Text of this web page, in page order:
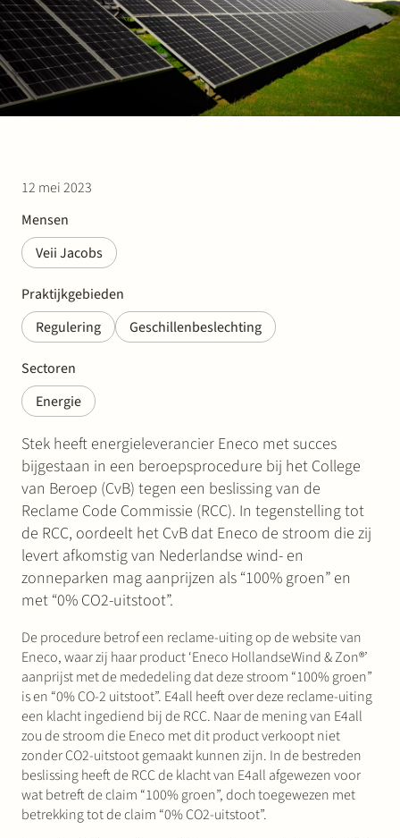
12 mei 2023
Mensen
Veii Jacobs
Praktijkgebieden
Regulering
Geschillenbeslechting
Sectoren
Energie
Stek heeft energieleverancier Eneco met succes
bijgestaan in een beroepsprocedure bij het College
van Beroep (CvB) tegen een beslissing van de
Reclame Code Commissie (RCC). In tegenstelling tot
de RCC, oordeelt het CvB dat Eneco de stroom die zij
levert afkomstig van Nederlandse wind- en
zonneparken mag aanprijzen als “100% groen” en
met “0% CO2-uitstoot”.
De procedure betrof een reclame-uiting op de website van
Eneco, waar zij haar product ‘Eneco HollandseWind & Zon®’
aanprijst met de mededeling dat deze stroom “100% groen”
is en “0% CO-2 uitstoot”. E4all heeft over deze reclame-uiting
een klacht ingediend bij de RCC. Naar de mening van E4all
zou de stroom die Eneco met dit product verkoopt niet
zonder CO2-uitstoot gemaakt kunnen zijn. In de bestreden
beslissing heeft de RCC de klacht van E4all afgewezen voor
wat betreft de claim “100% groen”, doch toegewezen met
betrekking tot de claim “0% CO2-uitstoot”.